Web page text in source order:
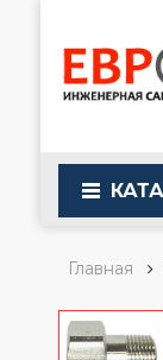
Главная